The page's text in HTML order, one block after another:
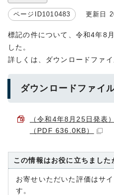
ページID1010483 更新日
標記の件について、令和4年8
した。
詳しくは、ダウンロードファイ
ダウンロードファイ
（令和4年8月25日発表
（PDF 636.0KB）
この情報はお役に立ちました
お寄せいただいた評価はサ
す。